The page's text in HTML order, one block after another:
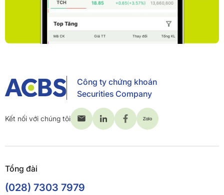
Công ty chứng khoán
Securities Company
Kết nối với chúng tôi
Tổng đài
(028) 7303 7979